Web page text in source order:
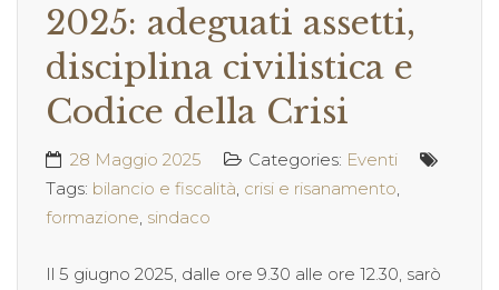
2025: adeguati assetti,
disciplina civilistica e
Codice della Crisi
28 Maggio 2025 Categories: Eventi
Tags: bilancio e fiscalità, crisi e risanamento,
formazione, sindaco
Il 5 giugno 2025, dalle ore 9.30 alle ore 12.30, sarò